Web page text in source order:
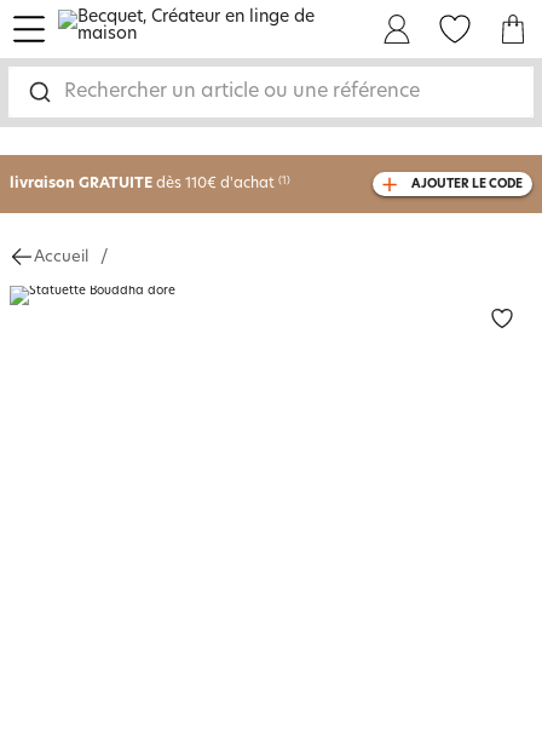
Rechercher un article ou une référence
menu
-30% sur votre commandedès 2 articles
livraison GRATUITE dès 110€ d'achat (1) AJOUTER LE CODE
Accueil